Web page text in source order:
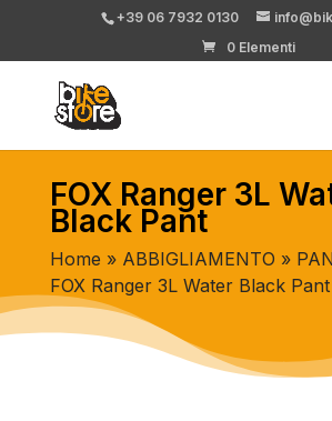
+39 06 7932 0130
0 Elementi
FOX Ranger 3L
Black Pant
Home » ABBIGLIAMENTO »
FOX Ranger 3L Water Black Pant